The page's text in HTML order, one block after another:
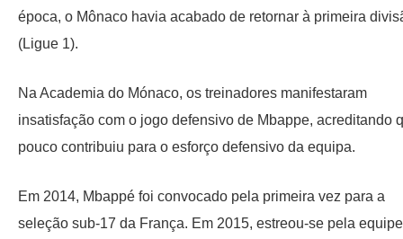
época, o Mônaco havia acabado de retornar à primeira
(Ligue 1).
Na Academia do Mónaco, os treinadores manifestaram
insatisfação com o jogo defensivo de Mbappe, acreditando
pouco contribuiu para o esforço defensivo da equipa.
Em 2014, Mbappé foi convocado pela primeira vez para a
seleção sub-17 da França. Em 2015, estreou-se pela equipe